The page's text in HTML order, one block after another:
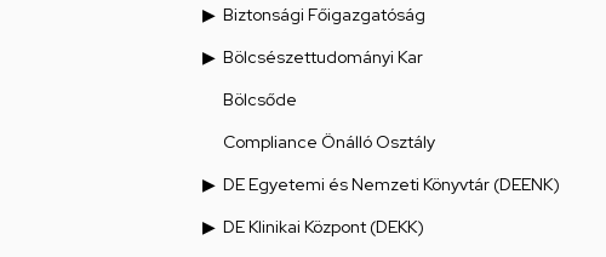
Biztonsági Főigazgatóság
Bölcsészettudományi Kar
Bölcsőde
Compliance Önálló Osztály
DE Egyetemi és Nemzeti Könyvtár (DEENK)
DE Klinikai Központ (DEKK)